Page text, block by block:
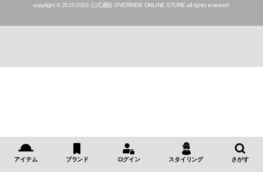
copyright © 2015-2026 公式通販 OVERRIDE ONLINE STORE all rights reserved.
アイテム ブランド ログイン スタイリング さがす